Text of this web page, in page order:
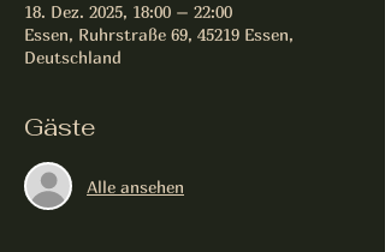
18. Dez. 2025, 18:00 – 22:00
Essen, Ruhrstraße 69, 45219 Essen,
Deutschland
Gäste
Alle ansehen